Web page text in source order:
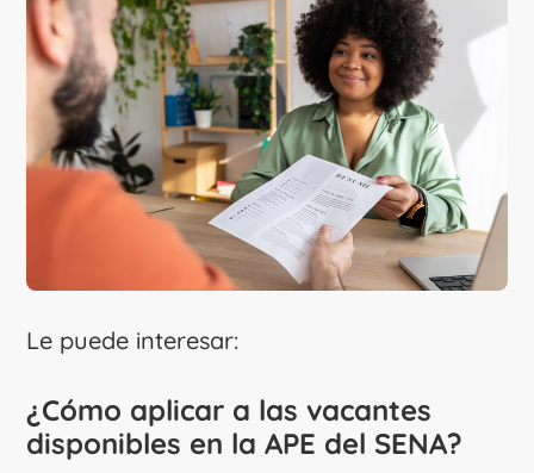
Le puede interesar:
¿Cómo aplicar a las vacantes
disponibles en la APE del SENA?